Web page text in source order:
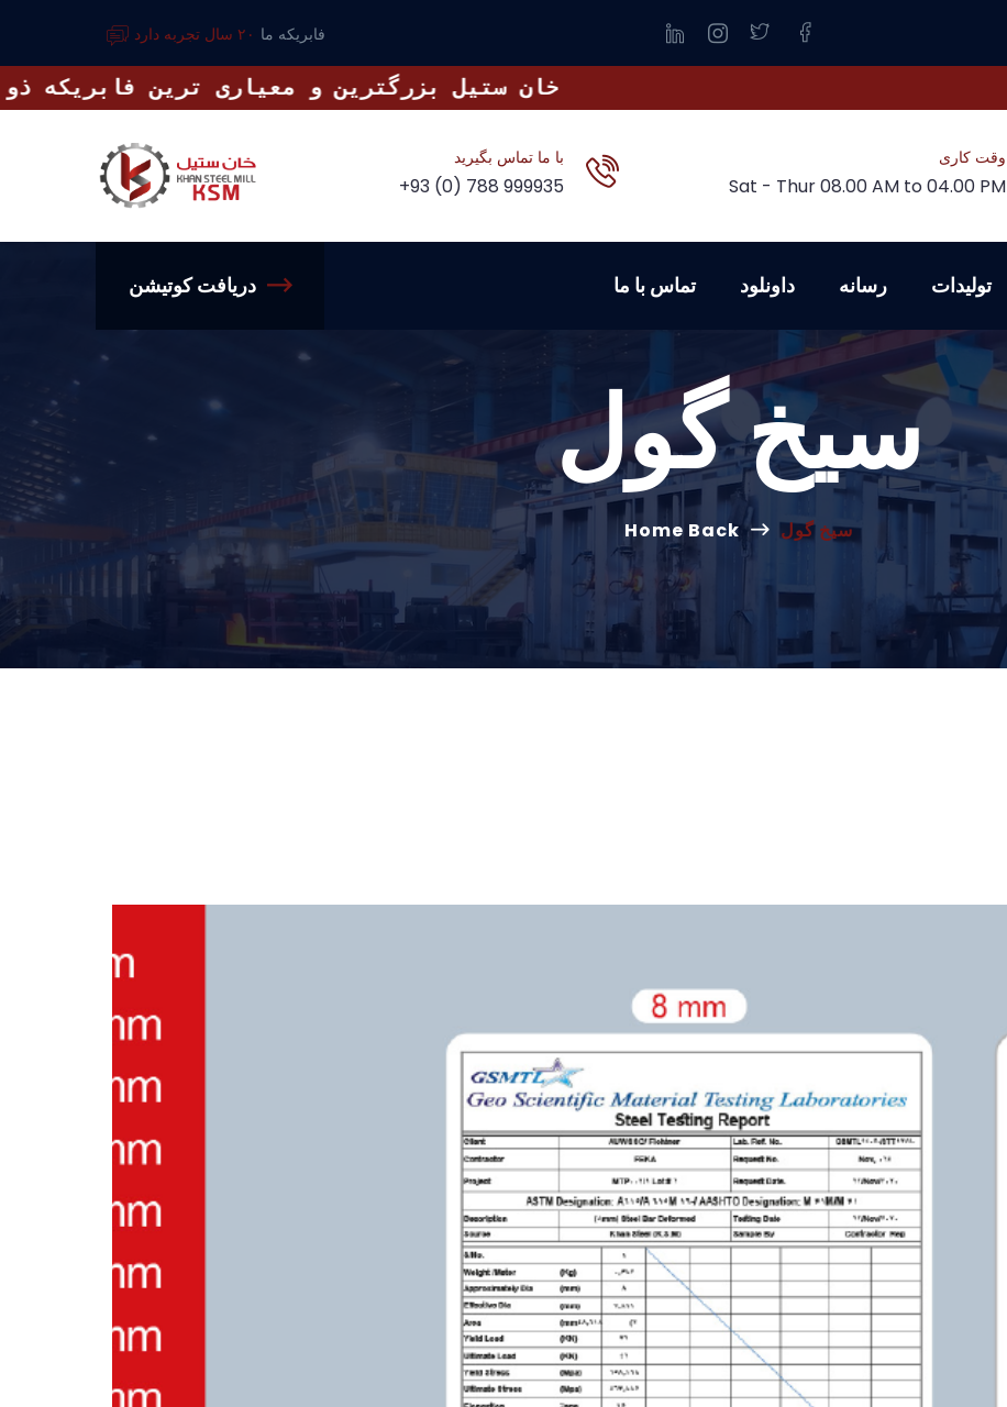
فابریکه ما ۲۰ سال تجربه دارد
خان ستیل بزرگترین و معیاری ترین فابریکه ذوب آهن در افغانستان بوده که در سال ۲۰۱۵ بینانگذاری گردیده و در ۲۰۱۷ آماده به تولید شد. فابریکه در جنوری ۲۰۱۸ رسما افتتاح گردیده و در همین سال فاز دوم خان ستیل نیز بیناگذاری گردید، که در ۲۰۱۹ آمده به تولید شد، که فعلا ظرفیت مجموعی تولیدی خان ستیل ۱۰۰۰ تن آهن آلات در دو شفت کاری میباشد. تولیدات سیخ گول از ۸ الی ۳۶ میلی متر فابریکه خان ستیل در مهمترین و بزرگترین پروژه های کشور به استفاده
با ما تماس بگیرید
+93 (0) 788 999935
وقت کاری
Sat - Thur 08.00 AM to 04.00 PM
دریافت کوتیشن تماس با ما داونلود رسانه تولیدات
سیخ گول
Home Back سیخ گول